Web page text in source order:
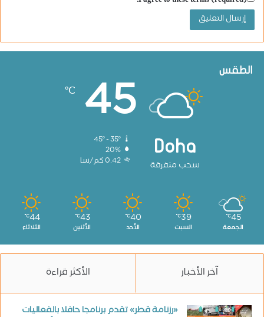
الطقس
Doha
سحب متفرقة
45
℃
20%
0.42 كم/سا
45
℃
الجمعة
39
℃
السبت
40
℃
الأحد
43
℃
الأثنين
44
℃
الثلاثاء
آخر الأخبار الأكثر قراءة
«رزنامة قطر» تقدم برنامجا حافلا بالفعاليات